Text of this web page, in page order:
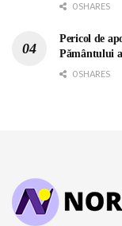
0 SHARES
Pericol de
Pământului
0 SHARES